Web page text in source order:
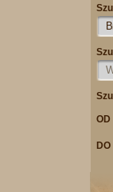
OD
DO